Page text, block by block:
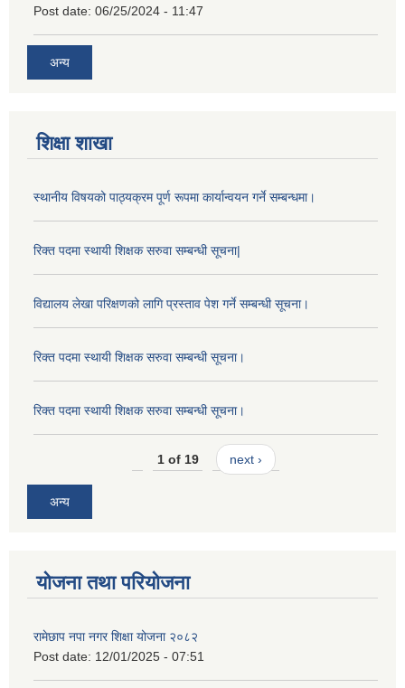
Post date: 06/25/2024 - 11:47
अन्य
शिक्षा शाखा
स्थानीय विषयको पाठ्यक्रम पूर्ण रूपमा कार्यान्वयन गर्ने सम्बन्धमा।
रिक्त पदमा स्थायी शिक्षक सरुवा सम्बन्धी सूचना|
विद्यालय लेखा परिक्षणको लागि प्रस्ताव पेश गर्ने सम्बन्धी सूचना।
रिक्त पदमा स्थायी शिक्षक सरुवा सम्बन्धी सूचना।
रिक्त पदमा स्थायी शिक्षक सरुवा सम्बन्धी सूचना।
1 of 19 next ›
अन्य
योजना तथा परियोजना
रामेछाप नपा नगर शिक्षा योजना २०८२
Post date: 12/01/2025 - 07:51